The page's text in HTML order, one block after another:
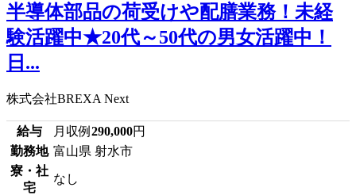
半導体部品の荷受けや配膳業務！未経
験活躍中★20代～50代の男女活躍中！
日...
株式会社BREXA Next
給与 月収例 290,000円
勤務地 富山県 射水市
寮・社
宅
なし